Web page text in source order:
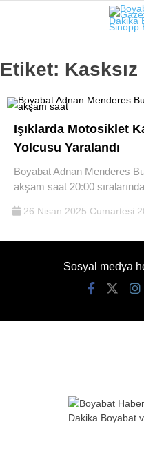
SINOP
SIYASET
GENEL
SPOR
Etiket: Kasksız
Işıklarda Motosiklet
Yolcusu Yaralandı
Boyabat Adnan Menderes
akşam saat 20:00
26 Nisan 2025 Cumartesi
Sosyal medya